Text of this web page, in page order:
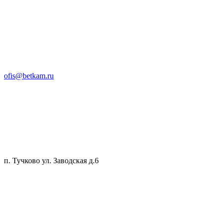
ofis@betkam.ru
п. Тучково ул. Заводская д.6